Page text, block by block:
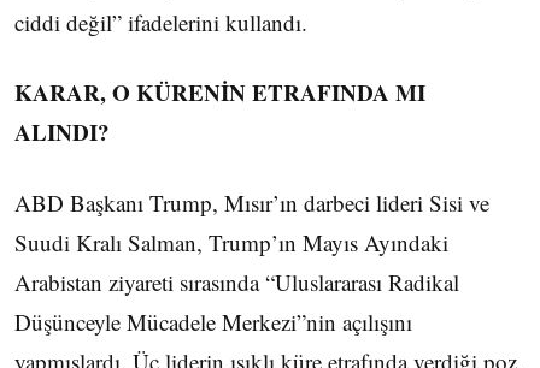
ciddi değil” ifadelerini kullandı.
KARAR, O KÜRENİN ETRAFINDA MI
ALINDI?
ABD Başkanı Trump, Mısır’ın darbeci lideri Sisi ve
Suudi Kralı Salman, Trump’ın Mayıs Ayındaki
Arabistan ziyareti sırasında “Uluslararası Radikal
Düşünceyle Mücadele Merkezi”nin açılışını
yapmışlardı. Üç liderin ışıklı küre etrafında verdiği poz,